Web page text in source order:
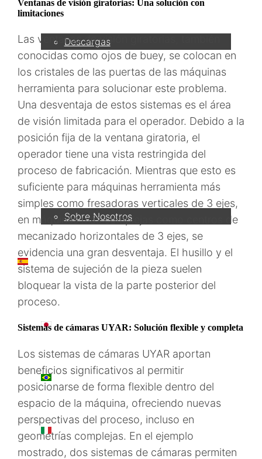
Servicio
Descargas
Socio
Contacto
Empresa
Sobre Nosotros
ES
日本語
PT
IT
Ventanas de visión giratorias: Una solución con
limitaciones
Las ventanas de visión giratorias, también
conocidas como ojos de buey, se colocan en
los cristales de las puertas de las máquinas
herramienta para solucionar este problema.
Una desventaja de estos sistemas es el área
de visión limitada para el operador. Debido a la
posición fija de la ventana giratoria, el
operador tiene una vista restringida del
proceso de fabricación. Mientras que esto es
suficiente para máquinas herramienta más
simples como fresadoras verticales de 3 ejes,
en máquinas más complejas como centros de
mecanizado horizontales de 3 ejes, se
evidencia una gran desventaja. El husillo y el
sistema de sujeción de la pieza suelen
bloquear la vista de la parte posterior del
proceso.
Sistemas de cámaras UYAR: Solución flexible y completa
Los sistemas de cámaras UYAR aportan
beneficios significativos al permitir
posicionarse de forma flexible dentro del
espacio de la máquina, ofreciendo nuevas
perspectivas del proceso, incluso en
geometrías complejas. En el ejemplo
mostrado, dos sistemas de cámaras permiten